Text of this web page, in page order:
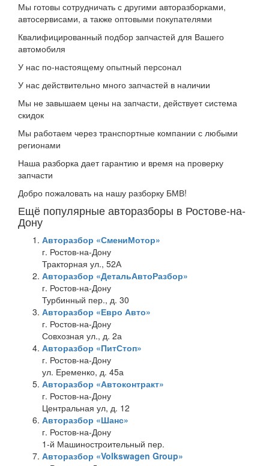
Мы готовы сотрудничать с другими авторазборками,
автосервисами, а также оптовыми покупателями
Квалифицированный подбор запчастей для Вашего
автомобиля
У нас по-настоящему опытный персонал
У нас действительно много запчастей в наличии
Мы не завышаем цены на запчасти, действует система
скидок
Мы работаем через транспортные компании с любыми
регионами
Наша разборка дает гарантию и время на проверку
запчасти
Добро пожаловать на нашу разборку БМВ!
Ещё популярные авторазборы в Ростове-на-
Дону
Авторазбор «СмениМотор»
г. Ростов-на-Дону
Тракторная ул., 52А
Авторазбор «ДетальАвтоРазбор»
г. Ростов-на-Дону
Турбинный пер., д. 30
Авторазбор «Евро Авто»
г. Ростов-на-Дону
Совхозная ул., д. 2а
Авторазбор «ПитСтоп»
г. Ростов-на-Дону
ул. Еременко, д. 45а
Авторазбор «Автоконтракт»
г. Ростов-на-Дону
Центральная ул, д. 12
Авторазбор «Шанс»
г. Ростов-на-Дону
1-й Машиностроительный пер.
Авторазбор «Volkswagen Group»